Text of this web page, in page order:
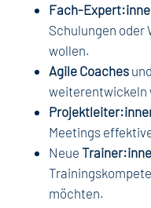
Fach-
Schulungen oder
wollen.
Agile Coachesund
weiterentwickeln
Meetings
Neue
möchten.